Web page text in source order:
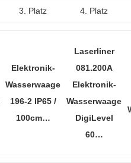
3. Platz 4. Platz
Elektronik-
Wasserwaage
196-2 IP65 /
100cm…
Laserliner
081.200A
Elektronik-
Wasserwaage
DigiLevel
60…